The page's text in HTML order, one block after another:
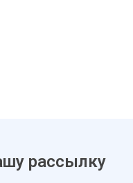
рассылку